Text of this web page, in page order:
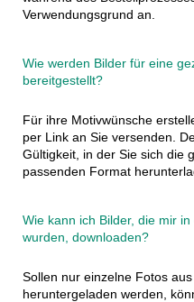
Verwendungsgrund an.
Wie werden Bilder für eine
bereitgestellt?
Für ihre Motivwünsche
per Link an Sie versenden.
Gültigkeit, in der Sie sich die
passenden Format
Wie kann ich Bilder, die mir
wurden, downloaden?
Sollen nur einzelne Fotos
heruntergeladen werden,